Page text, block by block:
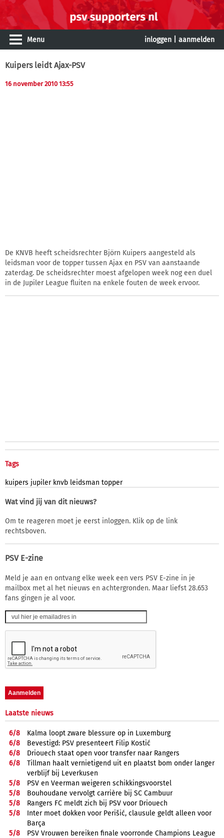
Menu inloggen aanmelden
Kuipers leidt Ajax-PSV
16 november 2010 13:55
De KNVB heeft scheidsrechter Björn Kuipers aangesteld als
leidsman voor de topper tussen Ajax en PSV van aanstaande
zaterdag. De scheidsrechter moest afgelopen week nog een duel
in de Jupiler League fluiten na enkele fouten de week ervoor.
Tags
kuipers jupiler knvb leidsman topper
Wat vind jij van dit nieuws?
Om te reageren moet je eerst inloggen. Klik op de link
rechtsboven.
PSV E-zine
Meld je aan en ontvang elke week een vers PSV E-zine in je
mailbox met al het nieuws en achtergronden. Maar liefst 28.653
fans gingen je al voor.
Laatste nieuws
6/8
Kalma loopt zware blessure op in Luxemburg
6/8
Bevestigd: PSV presenteert Filip Kostić
6/8
Driouech staat open voor transfer naar Rangers
6/8
Tillman haalt vernietigend uit en plaatst bom onder langer
verblijf bij Leverkusen
5/8
PSV en Veerman weigeren schikkingsvoorstel
5/8
Bouhoudane vervolgt carrière bij SC Cambuur
5/8
Rangers FC meldt zich bij PSV voor Driouech
5/8
Inter moet dokken voor Perišić, clausule geldt alleen voor
Barça
5/8
PSV Vrouwen bereiken finale voorronde Champions League